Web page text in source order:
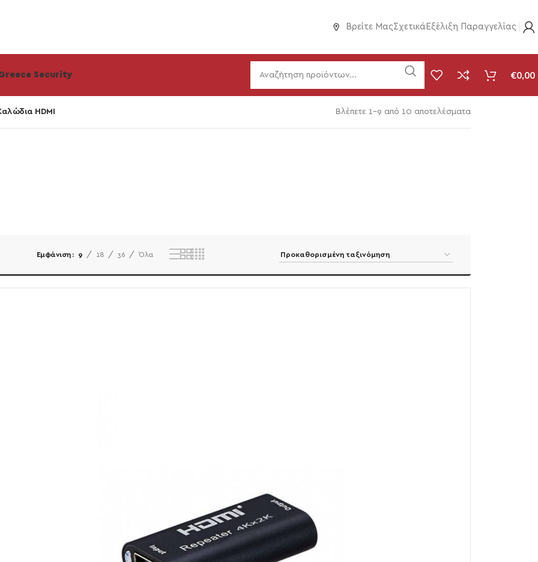
Βρείτε ΜαςΣχετικά Εξέλιξη Παραγγελίας
Security €0,00
HDMI Βλέπετε 1–9 από 10 αποτελέσματα
Εμφάνιση 9 18 36 Όλα